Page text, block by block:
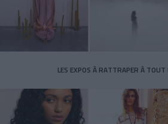
LES EXPOS À RATTRAPER À TOUT